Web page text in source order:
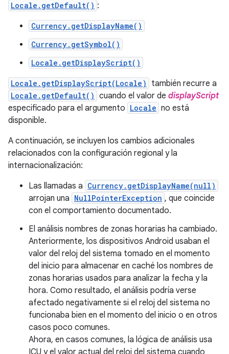
Locale.getDefault() :
Currency.getDisplayName()
Currency.getSymbol()
Locale.getDisplayScript()
Locale.getDisplayScript(Locale) también recurre a
Locale.getDefault() cuando el valor de displayScript
especificado para el argumento Locale no está
disponible.
A continuación, se incluyen los cambios adicionales
relacionados con la configuración regional y la
internacionalización:
Las llamadas a Currency.getDisplayName(null)
arrojan una NullPointerException , que coincide
con el comportamiento documentado.
El análisis nombres de zonas horarias ha cambiado.
Anteriormente, los dispositivos Android usaban el
valor del reloj del sistema tomado en el momento
del inicio para almacenar en caché los nombres de
zonas horarias usados para analizar la fecha y la
hora. Como resultado, el análisis podría verse
afectado negativamente si el reloj del sistema no
funcionaba bien en el momento del inicio o en otros
casos poco comunes.
Ahora, en casos comunes, la lógica de análisis usa
ICU y el valor actual del reloj del sistema cuando